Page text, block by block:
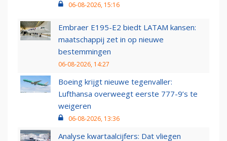
06-08-2026, 15:16
Embraer E195-E2 biedt LATAM kansen:
maatschappij zet in op nieuwe
bestemmingen
06-08-2026, 14:27
Boeing krijgt nieuwe tegenvaller:
Lufthansa overweegt eerste 777-9’s te
weigeren
06-08-2026, 13:36
Analyse kwartaalcijfers: Dat vliegen